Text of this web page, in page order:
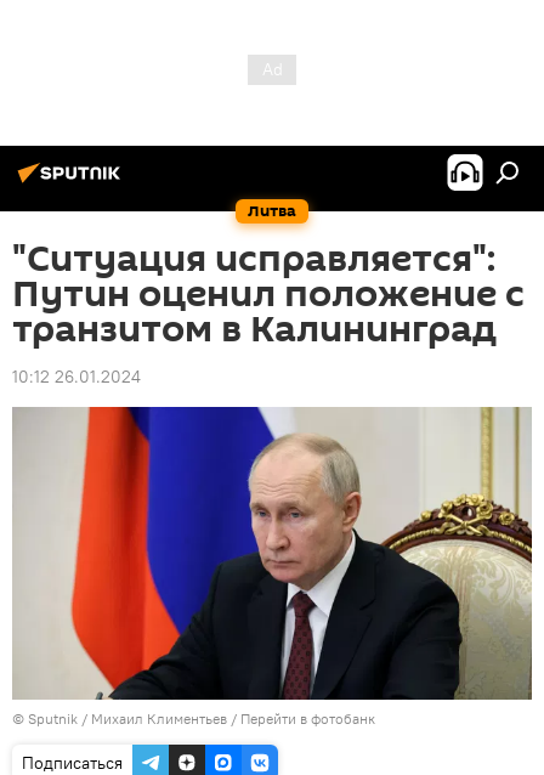
Литва
"Ситуация исправляется":
Путин оценил положение с
транзитом в Калининград
10:12 26.01.2024
© Sputnik / Михаил Климентьев / Перейти в фотобанк
Подписаться